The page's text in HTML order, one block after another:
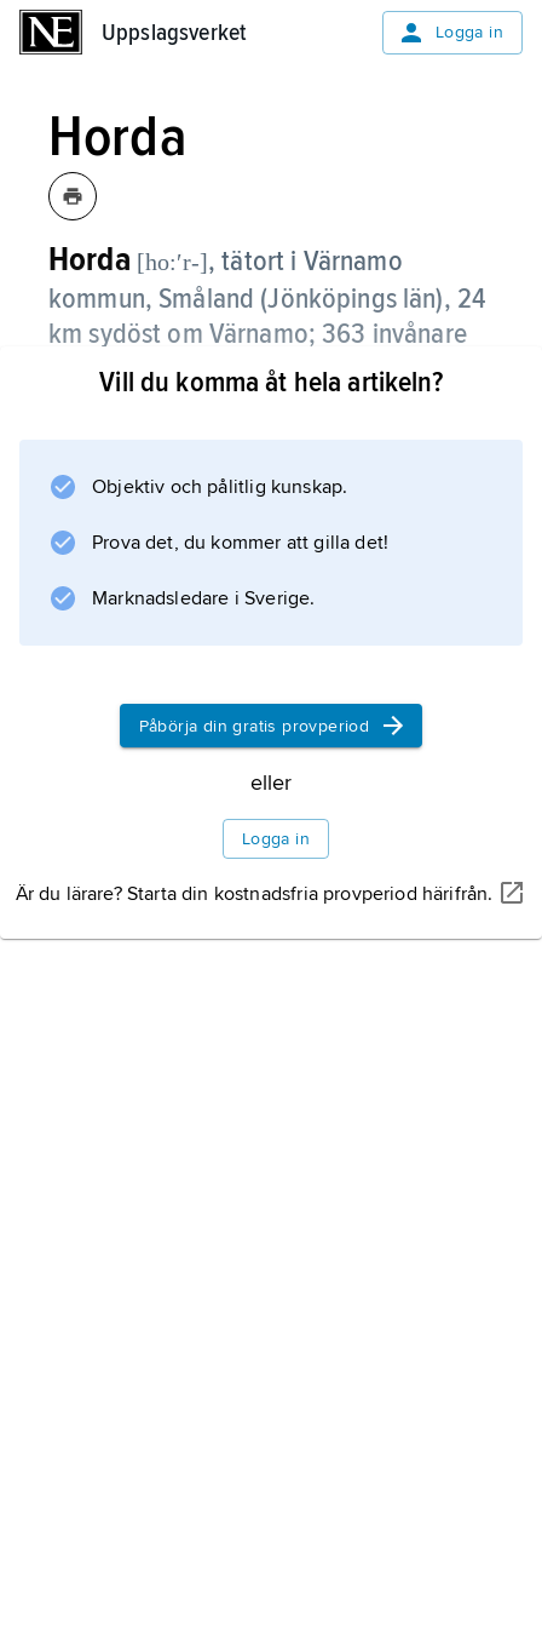
Uppslagsverket Logga in
Horda
Horda [ho:ʹr-],tätort i Värnamo
kommun, Småland (Jönköpings län), 24
km sydöst om Värnamo; 363 invånare
(2021).
Rydaholm och Värnamo.
Information om artikeln
Vill du komma åt hela artikeln?
Objektiv och pålitlig kunskap.
Prova det, du kommer att gilla det!
Marknadsledare i Sverige.
Påbörja din gratis provperiod
eller
Logga in
Är du lärare? Starta din kostnadsfria provperiod härifrån.